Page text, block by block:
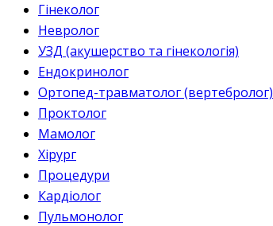
Гінеколог
Невролог
УЗД (акушерство та гінекологія)
Ендокринолог
Ортопед-травматолог (вертебролог)
Проктолог
Мамолог
Хірург
Процедури
Кардіолог
Пульмонолог